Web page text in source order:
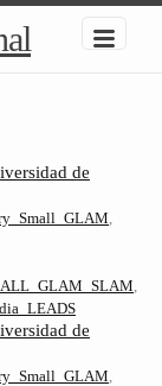
de
,
,
de
,